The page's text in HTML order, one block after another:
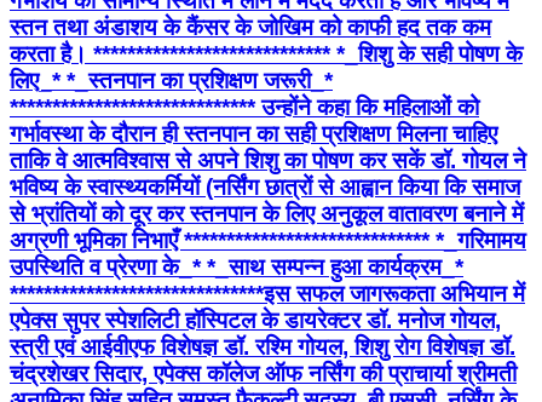
स्तन तथा अंडाशय के कैंसर के जोखिम को काफी हद तक कम
करता है। **************************** *_​शिशु के सही पोषण के
लिए_* *_स्तनपान का प्रशिक्षण जरूरी_*
***************************** उन्होंने कहा कि महिलाओं को
गर्भावस्था के दौरान ही स्तनपान का सही प्रशिक्षण मिलना चाहिए
ताकि वे आत्मविश्वास से अपने शिशु का पोषण कर सकें डॉ. गोयल ने
भविष्य के स्वास्थ्यकर्मियों (नर्सिंग छात्रों से आह्वान किया कि समाज
से भ्रांतियों को दूर कर स्तनपान के लिए अनुकूल वातावरण बनाने में
अग्रणी भूमिका निभाएँ ***************************** *_गरिमामय
उपस्थिति व प्रेरणा के_* *_साथ सम्पन्न हुआ कार्यक्रम_*
****************************** ​इस सफल जागरूकता अभियान में
एपेक्स सुपर स्पेशलिटी हॉस्पिटल के डायरेक्टर डॉ. मनोज गोयल,
स्त्री एवं आईवीएफ विशेषज्ञ डॉ. रश्मि गोयल, शिशु रोग विशेषज्ञ डॉ.
चंद्रशेखर सिदार, एपेक्स कॉलेज ऑफ नर्सिंग की प्राचार्या श्रीमती